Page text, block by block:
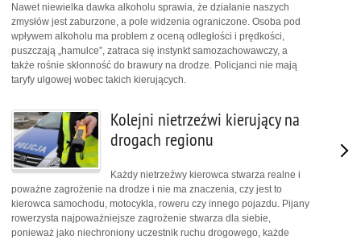
Nawet niewielka dawka alkoholu sprawia, że działanie naszych
zmysłów jest zaburzone, a pole widzenia ograniczone. Osoba pod
wpływem alkoholu ma problem z oceną odległości i prędkości,
puszczają „hamulce”, zatraca się instynkt samozachowawczy, a
także rośnie skłonność do brawury na drodze. Policjanci nie mają
taryfy ulgowej wobec takich kierujących.
Kolejni nietrzeźwi kierujący na
drogach regionu
Każdy nietrzeźwy kierowca stwarza realne i
poważne zagrożenie na drodze i nie ma znaczenia, czy jest to
kierowca samochodu, motocykla, roweru czy innego pojazdu. Pijany
rowerzysta najpoważniejsze zagrożenie stwarza dla siebie,
ponieważ jako niechroniony uczestnik ruchu drogowego, każde